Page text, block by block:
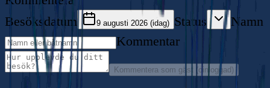
Besöksdatum
9 augusti 2026 (idag) Status
Namn
Kommentar
Kommentera som gäst (oinloggad)